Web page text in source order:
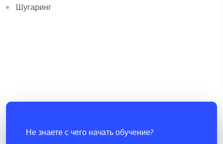
Шугаринг
Не знаете с чего начать обучение?